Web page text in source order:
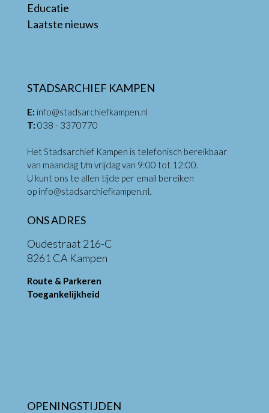
Educatie
Laatste nieuws
STADSARCHIEF KAMPEN
E: info@stadsarchiefkampen.nl
T: 038 - 3370770
Het Stadsarchief Kampen is telefonisch bereikbaar
van maandag t/m vrijdag van 9:00 tot 12:00.
U kunt ons te allen tijde per email bereiken
op info@stadsarchiefkampen.nl
ONS ADRES
Oudestraat 216-C
8261 CA Kampen
Route & Parkeren
Toegankelijkheid
OPENINGSTIJDEN